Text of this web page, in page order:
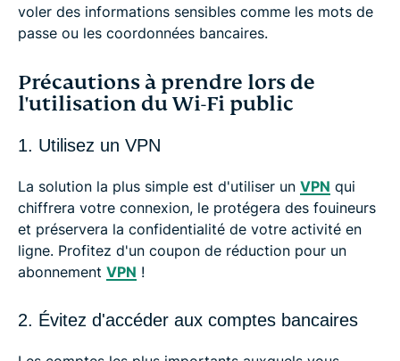
voler des informations sensibles comme les mots de
passe ou les coordonnées bancaires.
Précautions à prendre lors de
l'utilisation du Wi-Fi public
1. Utilisez un VPN
La solution la plus simple est d'utiliser un VPN qui
chiffrera votre connexion, le protégera des fouineurs
et préservera la confidentialité de votre activité en
ligne. Profitez d'un coupon de réduction pour un
abonnement VPN !
2. Évitez d'accéder aux comptes bancaires